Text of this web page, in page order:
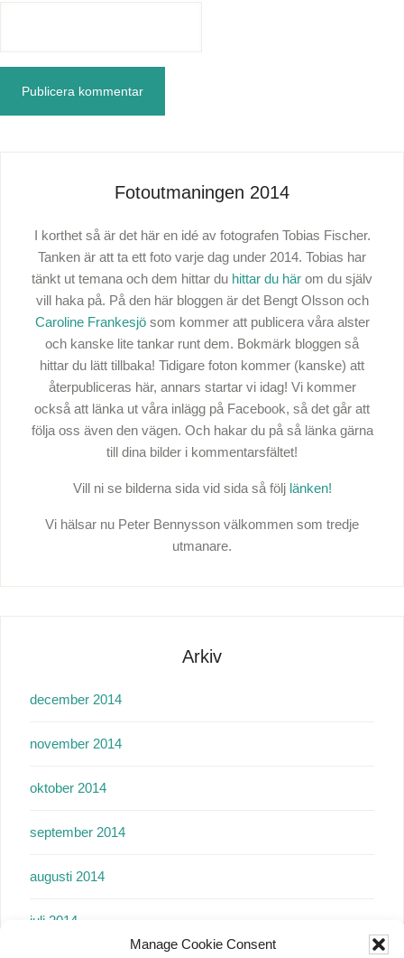
Manage Cookie Consent
Fotoutmaningen 2014
I korthet så är det här en idé av fotografen Tobias Fischer.
Tanken är att ta ett foto varje dag under 2014. Tobias har
tänkt ut temana och dem hittar du hittar du här om du själv
vill haka på. På den här bloggen är det Bengt Olsson och
Caroline Frankesjösom kommer att publicera våra alster
och kanske lite tankar runt dem. Bokmärk bloggen så
hittar du lätt tillbaka! Tidigare foton kommer (kanske) att
återpubliceras här, annars startar vi idag! Vi kommer
också att länka ut våra inlägg på Facebook, så det går att
följa oss även den vägen. Och hakar du på så länka gärna
till dina bilder i kommentarsfältet!
Vill ni se bilderna sida vid sida så följ länken!
Vi hälsar nu Peter Bennysson välkommen som tredje
utmanare.
Arkiv
december 2014
november 2014
oktober 2014
september 2014
augusti 2014
juli 2014